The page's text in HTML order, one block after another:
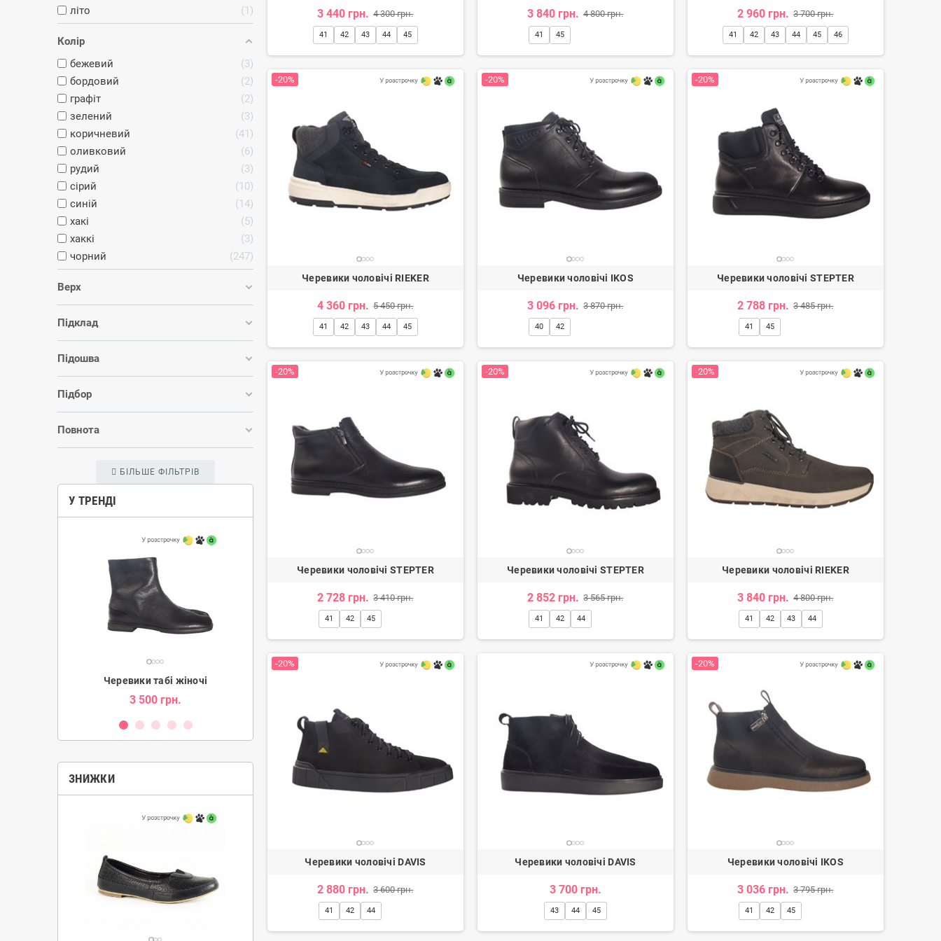
літо
1
Колір
бежевий
3
бордовий
2
графіт
2
зелений
3
коричневий
41
оливковий
6
рудий
3
сірий
10
синій
14
хакі
5
хаккі
3
чорний
247
Верх
Підклад
Підошва
Підбор
Повнота
БІЛЬШЕ ФІЛЬТРІВ
У ТРЕНДІ
Черевики табі жіночі
3 500 грн.
ЗНИЖКИ
3 440 грн. 4 300 грн.
41 42 43 44 45
3 840 грн. 4 800 грн.
41 45
2 960 грн. 3 700 грн.
41 42 43 44 45 46
-20%
Черевики чоловічі RIEKER
4 360 грн. 5 450 грн.
41 42 43 44 45
-20%
Черевики чоловічі IKOS
3 096 грн. 3 870 грн.
40 42
-20%
Черевики чоловічі STEPTER
2 788 грн. 3 485 грн.
41 45
-20%
Черевики чоловічі STEPTER
2 728 грн. 3 410 грн.
41 42 45
-20%
Черевики чоловічі STEPTER
2 852 грн. 3 565 грн.
41 42 44
-20%
Черевики чоловічі RIEKER
3 840 грн. 4 800 грн.
41 42 43 44
-20%
Черевики чоловічі DAVIS
2 880 грн. 3 600 грн.
41 42 44
Черевики чоловічі DAVIS
3 700 грн.
43 44 45
-20%
Черевики чоловічі IKOS
3 036 грн. 3 795 грн.
41 42 45